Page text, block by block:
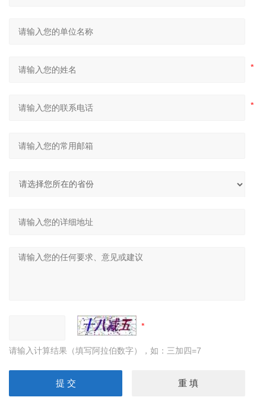
请输入计算结果（填写阿拉伯数字），如：三加四=7